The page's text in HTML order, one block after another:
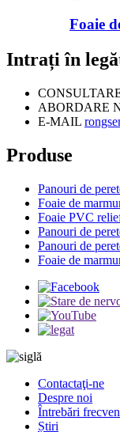
Foaie
Intrați în
ABORDARE
E-MAIL
Produse
Panouri de
Foaie de
Foaie PVC
Panouri de
Panouri de
Foaie de
Contactaţi-ne
Despre noi
Întrebări
Știri